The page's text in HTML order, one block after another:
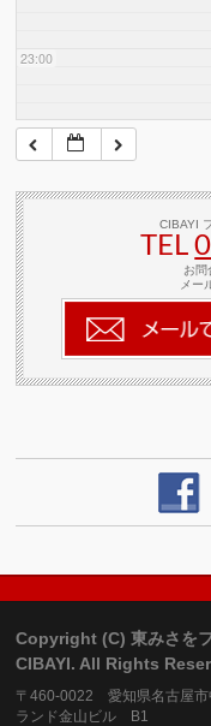
23:00
CIBAYI
TEL
お
メー
Copyright (C) 東みさを
CIBAYI. All Rights
〒460-0022 愛知県名古屋
ランド金山ビル B1